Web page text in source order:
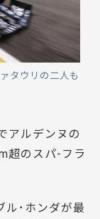
タウリの二人も
アルデンヌの
超のスパ-フラ
ル･ホンダが最